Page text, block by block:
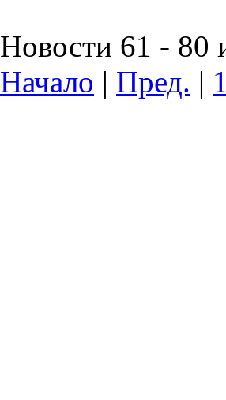
Новости 61 - 80
Начало | Пред. | 1